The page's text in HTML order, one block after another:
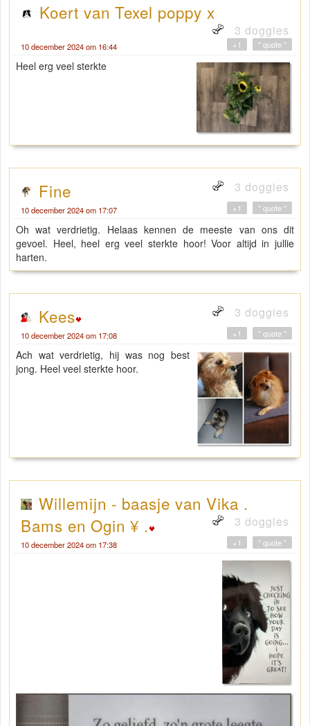
Koert van Texel poppy x
3 doggies
10 december 2024 om 16:44 " quote "
+1
Heel erg veel sterkte
Fine 3 doggies
10 december 2024 om 17:07 " quote "
+1
Oh wat verdrietig. Helaas kennen de meeste van ons dit
gevoel. Heel, heel erg veel sterkte hoor! Voor altijd in jullie
harten.
Kees 3 doggies
10 december 2024 om 17:08 " quote "
+1
Ach wat verdrietig, hij was nog best
jong. Heel veel sterkte hoor.
Willemijn - baasje van Vika .
Bams en Ogin ¥ .
3 doggies
10 december 2024 om 17:38 " quote "
+1